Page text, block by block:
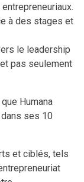
à des stages et
le leadership
pas seulement
Humana
ses 10
et ciblés, tels